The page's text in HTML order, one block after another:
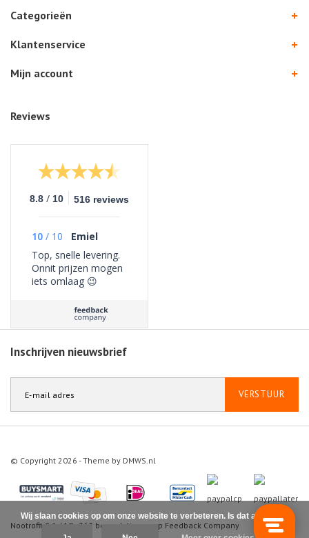
Categorieën
Klantenservice
Mijn account
Reviews
8.8 / 10 516 reviews
10 / 10
Emiel
Top, snelle levering.
Onnit prijzen mogen
iets omlaag 😉
Inschrijven nieuwsbrief
VERSTUUR
© Copyright 2026 - Theme by DMWS.nl
Nootrofit 9.1 / 10 363 beoordelingen op Feedback Company
Wij slaan cookies op om onze website te verbeteren. Is dat akkoord?